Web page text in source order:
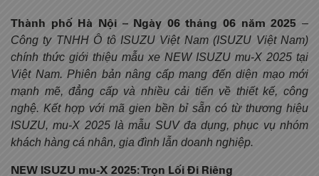
Thành phố Hà Nội – Ngày 06 tháng 06 năm 2025 –
Công ty TNHH Ô tô ISUZU Việt Nam (ISUZU Việt Nam)
chính thức giới thiệu mẫu xe NEW ISUZU mu-X 2025 tại
Việt Nam. Phiên bản nâng cấp mang đến diện mạo mới
mạnh mẽ, đẳng cấp và nhiều cải tiến về thiết kế, công
nghệ. Kết hợp với mã gien bền bỉ sẵn có từ thương hiệu
ISUZU, mu-X 2025 là mẫu SUV đa dụng, phục vụ nhóm
khách hàng cá nhân, gia đình lẫn doanh nghiệp.
NEW ISUZU mu-X 2025: Trọn Lối Đi Riêng